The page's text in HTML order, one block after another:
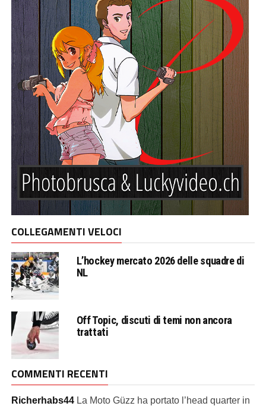
COLLEGAMENTI VELOCI
L’hockey mercato 2026 delle squadre di
NL
Off Topic, discuti di temi non ancora
trattati
COMMENTI RECENTI
Richerhabs44 La Moto Güzz ha portato l’head quarter in